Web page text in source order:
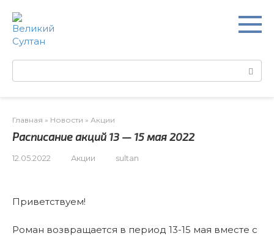
контенту
Поиск:
Главная » Новости » Акции
Расписание акций 13 — 15 мая 2022
12.05.2022 Акции sultan
Приветствуем!
Роман возвращается в период 13-15 мая вместе с